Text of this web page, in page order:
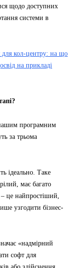
щодо доступних
системи в
для кол-центру: на що
на прикладі
нашим програмним
за трьома
ідеально. Таке
має багато
– це найпростіший,
узгодити бізнес-
«надмірний
софт для